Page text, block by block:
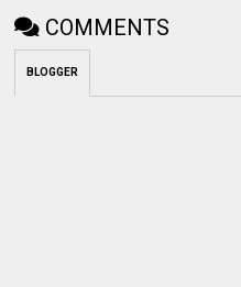
COMMENTS
BLOGGER